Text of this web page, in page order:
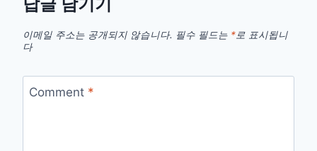
이메일 주소는 공개되지 않습니다. 필수 필드는 *로 표시됩니
다
Comment *